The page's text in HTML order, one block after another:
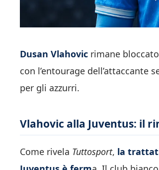
Dusan Vlahovic rimane
con l’entourage
per gli azzurri.
Vlahovic alla Juventus: il
Come rivela Tuttosport, la